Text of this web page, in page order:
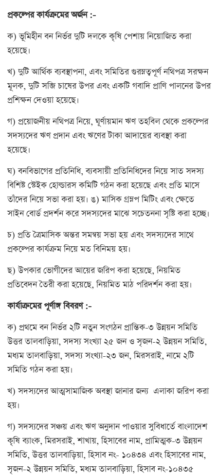
প্রকল্পের কার্যক্রমের অর্জন :-
ক) ভূমিহীন বন নির্ভর দুটি দলকে কৃষি পেশায় নিয়োজিত করা
হয়েছে।
খ) দুটি আর্থিক ব্যবস্থাপনা, এবং সমিতির গুরম্নত্বপূর্ণ নথিপত্র সরক্ষন
মূলক, দুটি সব্জি চাষের উপর এবং একটি গবাদি প্রাণি পালনের উপর
প্রশিক্ষন দেওয়া হয়েছে।
গ) প্রয়োজনীয় নথিপত্র নিয়ে, ঘূর্ণায়মান ঋণ তহবিল থেকে প্রকল্পের
সদস্যদের ঋণ প্রদান এবং ঋণের টাকা আদায়ের ব্যবস্থা করা
হয়েছে।
ঘ) বনবিভাগের প্রতিনিধি, ব্যবসায়ী প্রতিনিধিদের নিয়ে সাত সদস্য
বিশিষ্ট স্টেইক হোল্ডারস কমিটি গঠন করা হয়েছে এবং প্রতি মাসে
তাঁদের নিয়ে সভা করা হয়। ঙ) মাসিক গ্রম্নপ মিটিং এবং ক্ষেতে
সাইন বোর্ড প্রদর্শন করে সদস্যদের মাঝে সচেতননা সৃষ্টি করা হচ্ছে।
চ) প্রতি ত্রৈমাসিক অন্তর সমন্বয় সভা হয় এবং সদস্যদের সাথে
প্রকল্পের কার্যক্রম নিয়ে মত বিনিময় হয়।
ছ) উপকার ভোগীদের আয়ের জরিপ করা হয়েছে, নিয়মিত
প্রতিবেদন তৈরী করা হয়েছে, নিয়মিত মাঠ পরিদর্শন করা হয়।
কার্যাক্রমের পূর্ণাঙ্গ বিবরণ :-
ক) প্রথমে বন নির্ভর ২টি নতুন সংগঠন প্রান্তিক-৩ উন্নয়ন সমিতি
উত্তর তালবাড়িয়া, সদস্য সংখ্যা ২৫ জন ও সৃজন-২ উন্নয়ন সমিতি,
মধ্যম তালবাড়িয়া, সদস্য সংখ্যা-২৩ জন, মিরসরাই, নামে ২টি
সমিতি গঠন করা হয়।
খ) সদস্যদের আত্মসামাজিক অবস্থা জানার জন্য এলাকা জরিপ করা
হয়।
গ) সদস্যদের সঞ্চয় এবং ঋণ অনুদান পাওয়ার সুবিধার্তে বাংলাদেশ
কৃষি ব্যাংক, মিরসরাই, শাখায়, হিসাবের নাম, প্রামিত্মক-৩ উন্নয়ন
সমিতি, উত্তর তালবাড়িয়া, হিসাব নং- ১০৪৩৪ এবং হিসাবের নাম,
সৃজন-২ উন্নয়ন সমিতি, মধ্যম তালবাড়িয়া, হিসাব নং-১০৪৩৫